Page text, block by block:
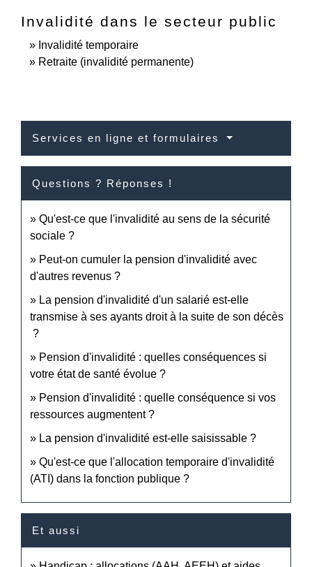
Invalidité dans le secteur public
Invalidité temporaire
Retraite (invalidité permanente)
Services en ligne et formulaires
Questions ? Réponses !
Qu'est-ce que l'invalidité au sens de la sécurité
sociale ?
Peut-on cumuler la pension d'invalidité avec
d'autres revenus ?
La pension d'invalidité d'un salarié est-elle
transmise à ses ayants droit à la suite de son décès
?
Pension d'invalidité : quelles conséquences si
votre état de santé évolue ?
Pension d'invalidité : quelle conséquence si vos
ressources augmentent ?
La pension d'invalidité est-elle saisissable ?
Qu'est-ce que l'allocation temporaire d'invalidité
(ATI) dans la fonction publique ?
Et aussi